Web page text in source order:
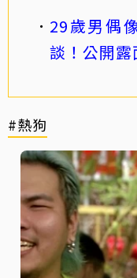
29歲男偶
談！公開
#熱狗